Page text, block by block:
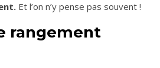
Et l’on n’y pense pas souvent !
rangement